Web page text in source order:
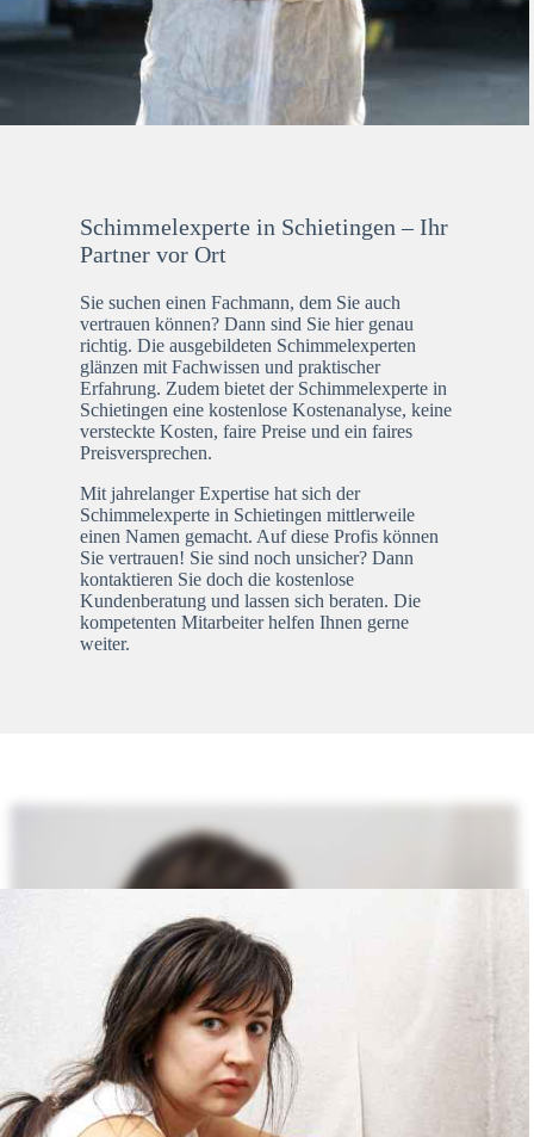
Schimmelexperte in Schietingen – Ihr
Partner vor Ort
Sie suchen einen Fachmann, dem Sie auch
vertrauen können? Dann sind Sie hier genau
richtig. Die ausgebildeten Schimmelexperten
glänzen mit Fachwissen und praktischer
Erfahrung. Zudem bietet der Schimmelexperte in
Schietingen eine kostenlose Kostenanalyse, keine
versteckte Kosten, faire Preise und ein faires
Preisversprechen.
Mit jahrelanger Expertise hat sich der
Schimmelexperte in Schietingen mittlerweile
einen Namen gemacht. Auf diese Profis können
Sie vertrauen! Sie sind noch unsicher? Dann
kontaktieren Sie doch die kostenlose
Kundenberatung und lassen sich beraten. Die
kompetenten Mitarbeiter helfen Ihnen gerne
weiter.